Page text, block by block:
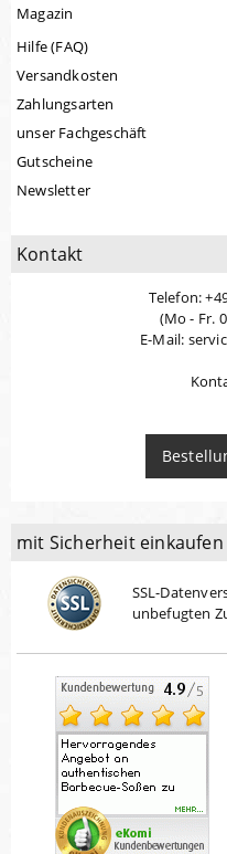
Magazin
Hilfe (FAQ)
Versandkosten
Zahlungsarten
unser Fachgeschäft
Gutscheine
Newsletter
Kontakt
Telefon:
(Mo - Fr.
E-Mail:
mit Sicherheit einkaufen
SSL-
unbefugten